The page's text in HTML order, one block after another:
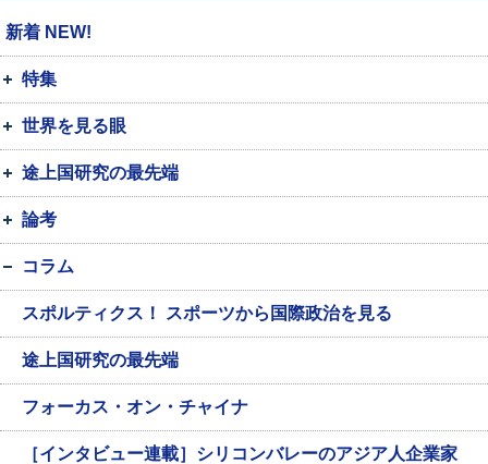
新着 NEW!
特集
世界を見る眼
途上国研究の最先端
論考
コラム
スポルティクス！ スポーツから国際政治を見る
途上国研究の最先端
フォーカス・オン・チャイナ
［インタビュー連載］シリコンバレーのアジア人企業家